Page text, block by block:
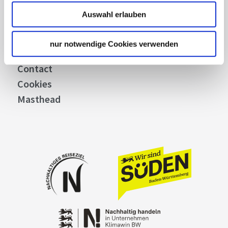
Auswahl erlauben
nur notwendige Cookies verwenden
Picture Database
General terms and conditions
Privacy policy
Contact
Cookies
Masthead